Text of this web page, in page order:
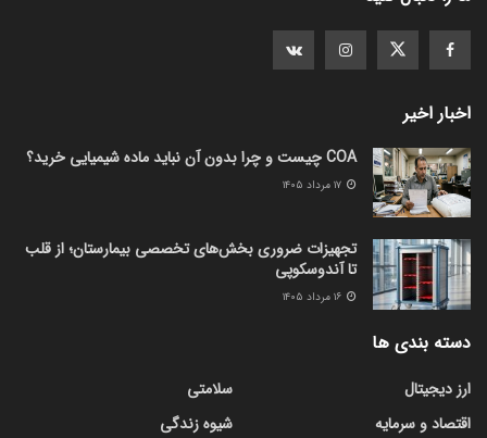
اخبار اخیر
COA چیست و چرا بدون آن نباید ماده شیمیایی خرید؟
تجهیزات ضروری بخش‌های تخصصی بیمارستان؛ از قلب
تا آندوسکوپی
دسته بندی ها
ارز دیجیتال
اقتصاد و سرمایه
سلامتی
شیوه زندگی